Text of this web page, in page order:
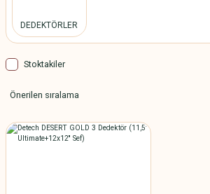
DEDEKTÖRLER
Stoktakiler